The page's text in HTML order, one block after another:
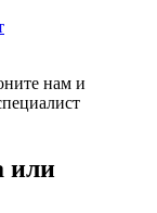
нам и
или